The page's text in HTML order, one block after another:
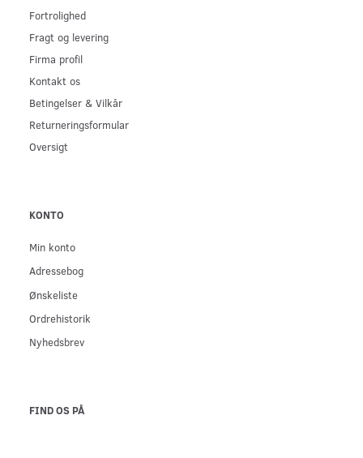
Fortrolighed
Fragt og levering
Firma profil
Kontakt os
Betingelser & Vilkår
Returneringsformular
Oversigt
KONTO
Min konto
Adressebog
Ønskeliste
Ordrehistorik
Nyhedsbrev
FIND OS PÅ